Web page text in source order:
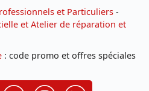
et Particuliers -
et Atelier de réparation et
: code promo et offres spéciales